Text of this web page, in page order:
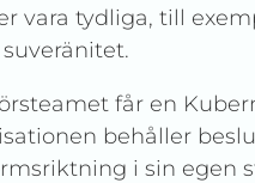
vara tydliga, till
får en
behåller
i sin egen